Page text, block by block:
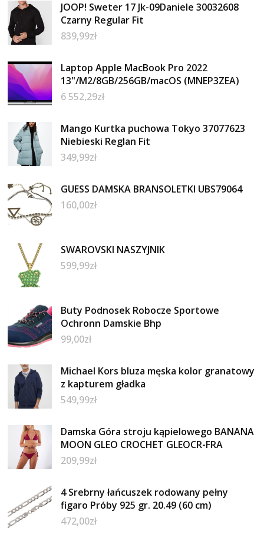
JOOP! Sweter 17 Jk-09Daniele 30032608
Czarny Regular Fit
839,99zł
Laptop Apple MacBook Pro 2022
13"/M2/8GB/256GB/macOS (MNEP3ZEA)
6 552,29zł
Mango Kurtka puchowa Tokyo 37077623
Niebieski Reglan Fit
349,99zł
GUESS DAMSKA BRANSOLETKI UBS79064
160,00zł
SWAROVSKI NASZYJNIK
599,99zł
Buty Podnosek Robocze Sportowe
Ochronn Damskie Bhp
99,00zł
Michael Kors bluza męska kolor granatowy
z kapturem gładka
549,99zł
Damska Góra stroju kąpielowego BANANA
MOON GLEO CROCHET GLEOCR-FRA
209,99zł
4 Srebrny łańcuszek rodowany pełny
figaro Próby 925 gr. 20.49 (60 cm)
472,00zł